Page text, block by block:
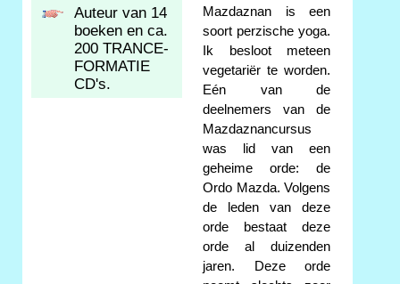
Auteur van 14
boeken en ca.
200 TRANCE-
FORMATIE
CD's.
Mazdaznan is een
soort perzische yoga.
Ik besloot meteen
vegetariër te worden.
Eén van de
deelnemers van de
Mazdaznancursus
was lid van een
geheime orde: de
Ordo Mazda. Volgens
de leden van deze
orde bestaat deze
orde al duizenden
jaren. Deze orde